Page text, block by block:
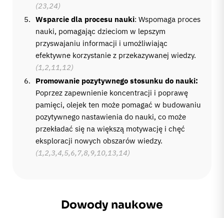
(23,24)
Wsparcie dla procesu nauki: Wspomaga proces
nauki, pomagając dzieciom w lepszym
przyswajaniu informacji i umożliwiając
efektywne korzystanie z przekazywanej wiedzy.
(1,2,11,12)
Promowanie pozytywnego stosunku do nauki:
Poprzez zapewnienie koncentracji i poprawę
pamięci, olejek ten może pomagać w budowaniu
pozytywnego nastawienia do nauki, co może
przekładać się na większą motywację i chęć
eksploracji nowych obszarów wiedzy.
(1,2,3,4,5,6,7,8,9,10,13,14)
Dowody naukowe